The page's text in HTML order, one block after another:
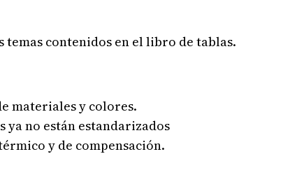
contenidos en el libro de tablas.
materiales y colores.
ya no están estandarizados
y de compensación.